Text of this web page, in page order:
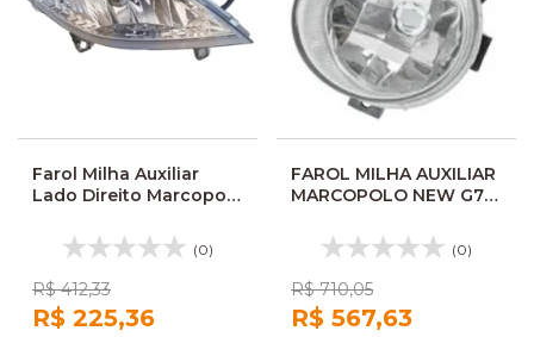
Farol Milha Auxiliar
Lado Direito Marcopolo
Nino
(0)
R$ 412,33
R$ 225,36
FAROL MILHA AUXILIAR
MARCOPOLO NEW G7
O1013001 825281205(0)
R$ 710,05
R$ 567,63